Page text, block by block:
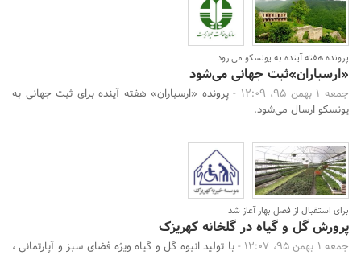
پرونده هفته آینده به یونسکو می رود
«ارسباران»ثبت جهانی می‌شود
جمعه 1 بهمن 95، 12:09 -
پرونده «ارسباران» هفته آینده برای ثبت جهانی به
یونسکو ارسال می‌شود.
برای استقبال از فصل بهار آغاز شد
پرورش گل و گیاه در گلخانه کهریزک
جمعه 1 بهمن 95، 12:07 -
با تولید انبوه گل و گیاه ویژه فضای سبز و آپارتمانی ،